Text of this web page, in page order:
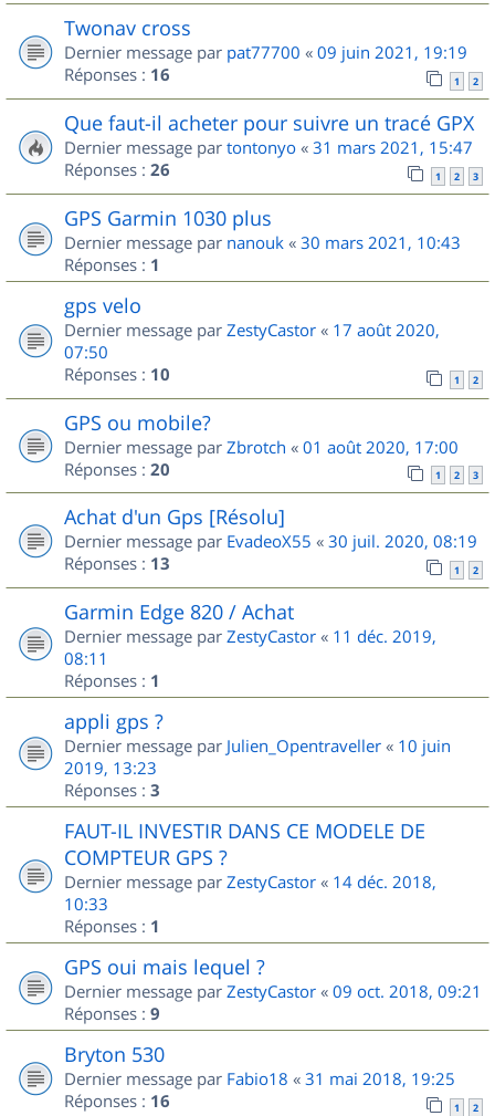
Twonav cross
Dernier message par pat77700 « 09 juin 2021, 19:19
Réponses : 16 1 2
Que faut-il acheter pour suivre un tracé GPX
Dernier message par tontonyo « 31 mars 2021, 15:47
Réponses : 26 1 2 3
GPS Garmin 1030 plus
Dernier message par nanouk « 30 mars 2021, 10:43
Réponses : 1
gps velo
Dernier message par ZestyCastor « 17 août 2020,
07:50
Réponses : 10 1 2
GPS ou mobile?
Dernier message par Zbrotch « 01 août 2020, 17:00
Réponses : 20 1 2 3
Achat d'un Gps [Résolu]
Dernier message par EvadeoX55 « 30 juil. 2020, 08:19
Réponses : 13 1 2
Garmin Edge 820 / Achat
Dernier message par ZestyCastor « 11 déc. 2019,
08:11
Réponses : 1
appli gps ?
Dernier message par Julien_Opentraveller « 10 juin
2019, 13:23
Réponses : 3
FAUT-IL INVESTIR DANS CE MODELE DE
COMPTEUR GPS ?
Dernier message par ZestyCastor « 14 déc. 2018,
10:33
Réponses : 1
GPS oui mais lequel ?
Dernier message par ZestyCastor « 09 oct. 2018, 09:21
Réponses : 9
Bryton 530
Dernier message par Fabio18 « 31 mai 2018, 19:25
Réponses : 16 1 2